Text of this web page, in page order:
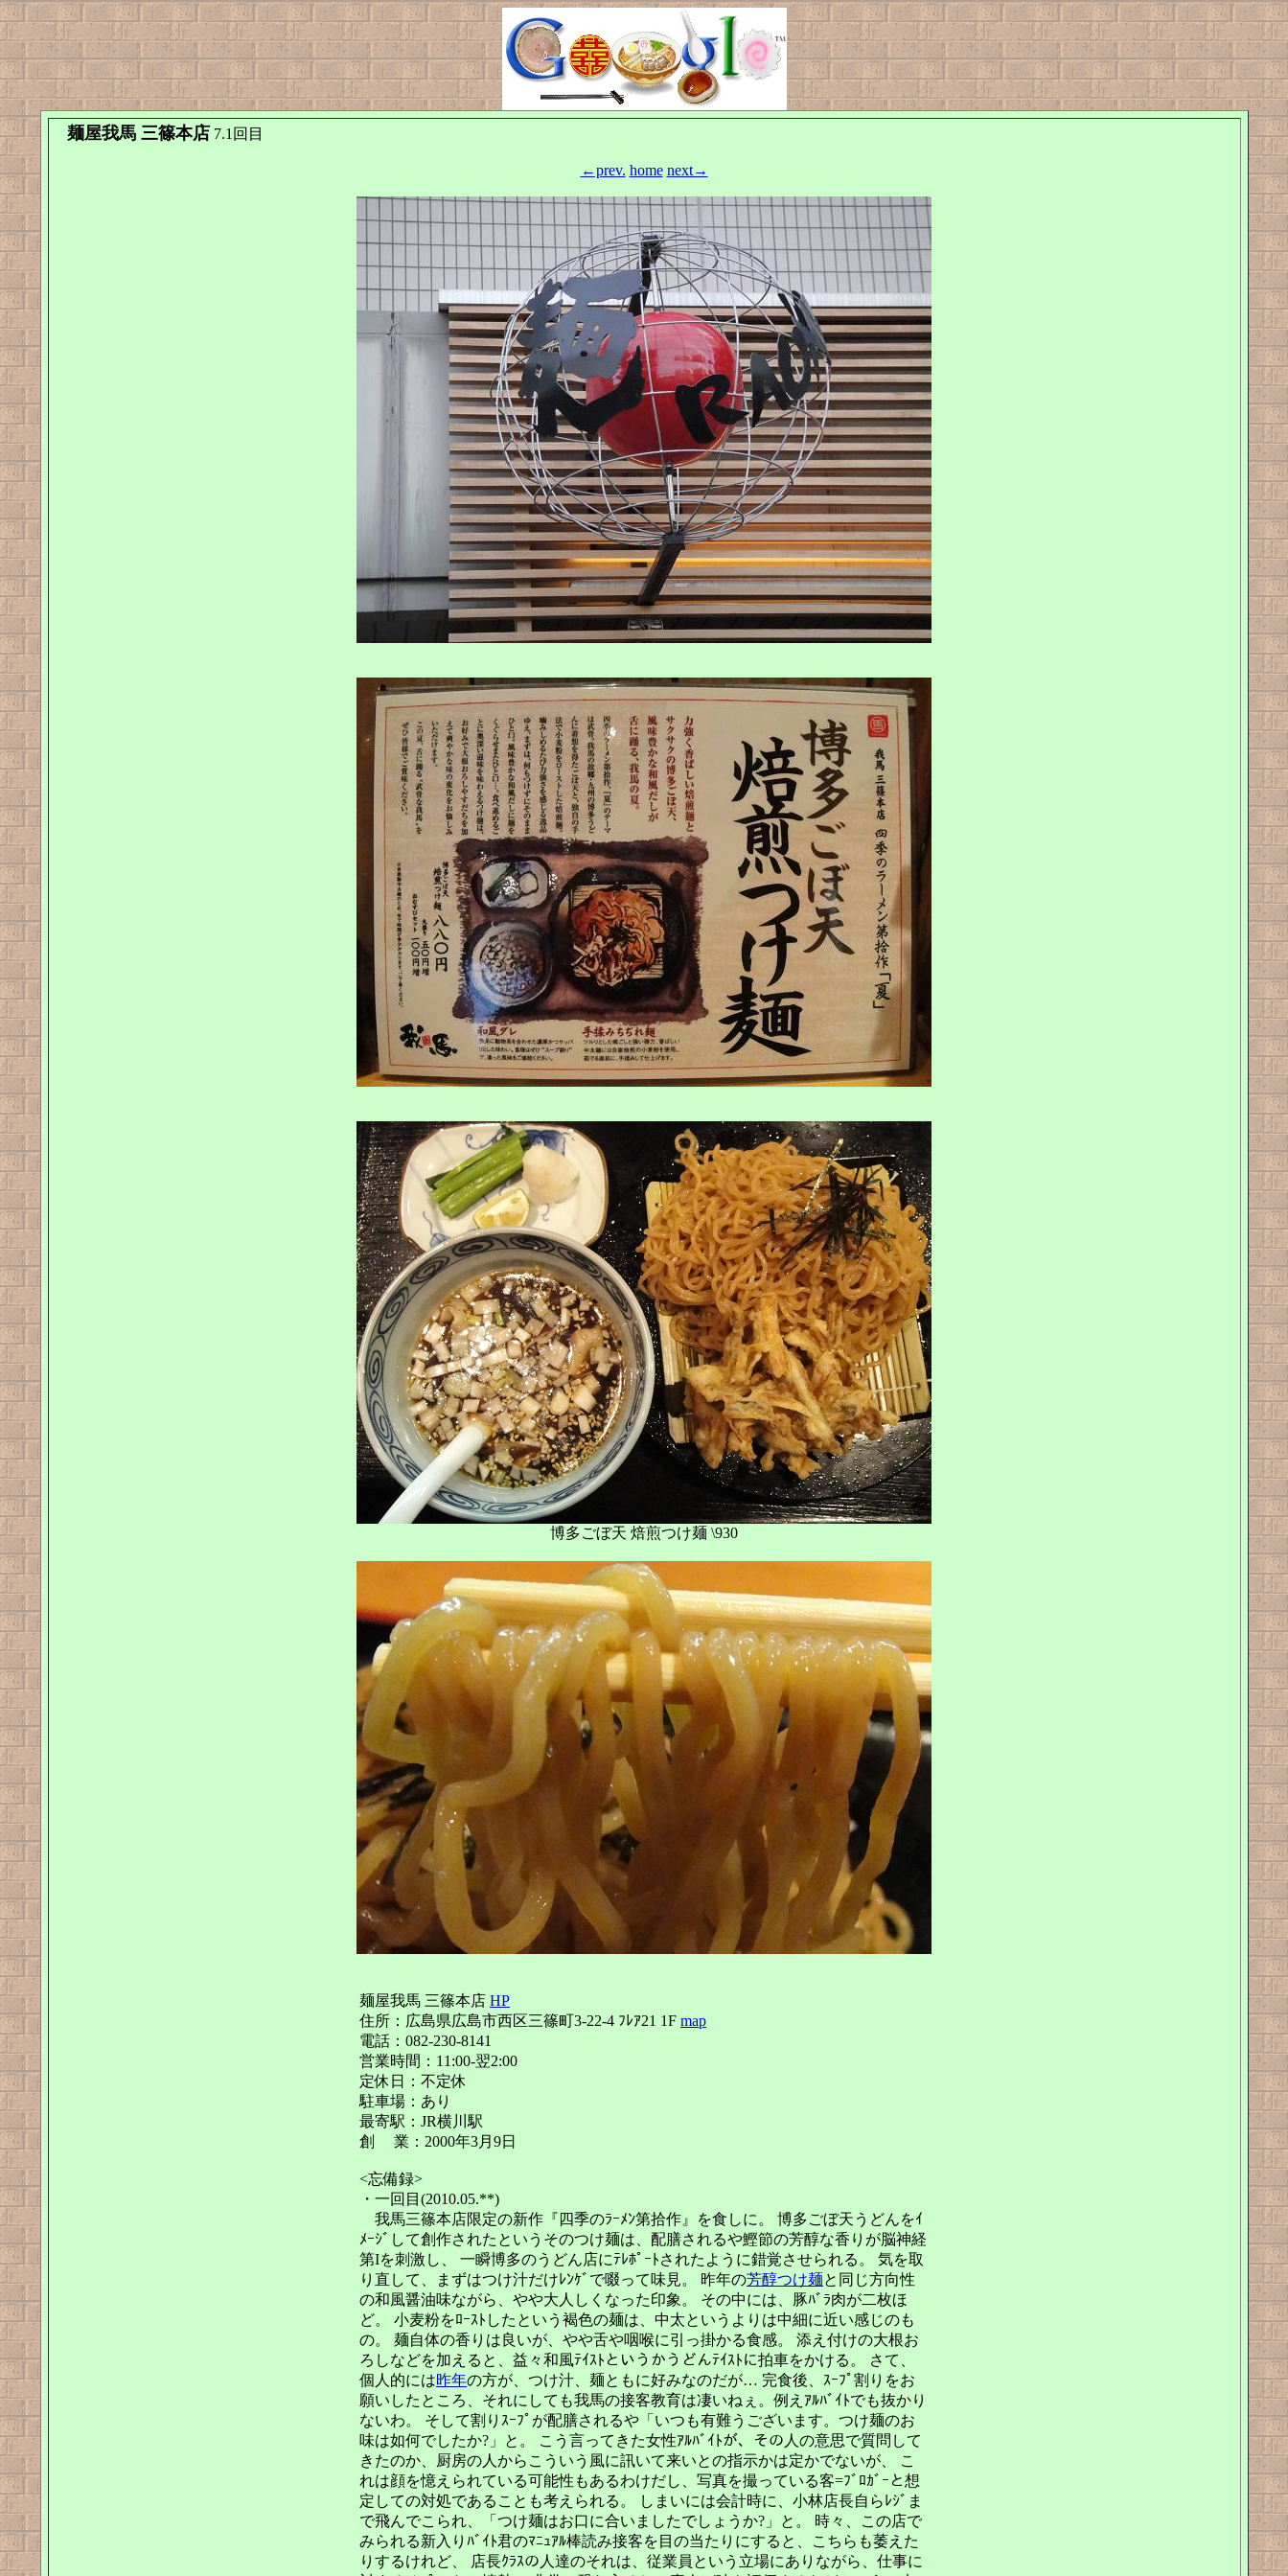
麺屋我馬 三篠本店 7.1回目
←prev. home next→
博多ごぼ天 焙煎つけ麺 \930
麺屋我馬 三篠本店 HP
住所：広島県広島市西区三篠町3-22-4 ﾌﾚｱ21 1F map
電話：082-230-8141
営業時間：11:00-翌2:00
定休日：不定休
駐車場：あり
最寄駅：JR横川駅
創 業：2000年3月9日
<忘備録>
・一回目(2010.05.**)
我馬三篠本店限定の新作『四季のﾗｰﾒﾝ第拾作』を食しに。 博多ごぼ天うどんをｲ
ﾒｰｼﾞして創作されたというそのつけ麺は、配膳されるや鰹節の芳醇な香りが脳神経
第Iを刺激し、 一瞬博多のうどん店にﾃﾚﾎﾟｰﾄされたように錯覚させられる。 気を取
り直して、まずはつけ汁だけﾚﾝｹﾞで啜って味見。 昨年の芳醇つけ麺と同じ方向性
の和風醤油味ながら、やや大人しくなった印象。 その中には、豚ﾊﾞﾗ肉が二枚ほ
ど。 小麦粉をﾛｰｽﾄしたという褐色の麺は、中太というよりは中細に近い感じのも
の。 麺自体の香りは良いが、やや舌や咽喉に引っ掛かる食感。 添え付けの大根お
ろしなどを加えると、益々和風ﾃｲｽﾄというかうどんﾃｲｽﾄに拍車をかける。 さて、
個人的には昨年の方が、つけ汁、麺ともに好みなのだが… 完食後、ｽｰﾌﾟ割りをお
願いしたところ、それにしても我馬の接客教育は凄いねぇ。例えｱﾙﾊﾞｲﾄでも抜かり
ないわ。 そして割りｽｰﾌﾟが配膳されるや「いつも有難うございます。つけ麺のお
味は如何でしたか?」と。 こう言ってきた女性ｱﾙﾊﾞｲﾄが、その人の意思で質問して
きたのか、厨房の人からこういう風に訊いて来いとの指示かは定かでないが、 こ
れは顔を憶えられている可能性もあるわけだし、写真を撮っている客=ﾌﾞﾛｶﾞｰと想
定しての対処であることも考えられる。 しまいには会計時に、小林店長自らﾚｼﾞま
で飛んでこられ、「つけ麺はお口に合いましたでしょうか?」と。 時々、この店で
みられる新入りﾊﾞｲﾄ君のﾏﾆｭｱﾙ棒読み接客を目の当たりにすると、こちらも萎えた
りするけれど、 店長ｸﾗｽの人達のそれは、従業員という立場にありながら、仕事に